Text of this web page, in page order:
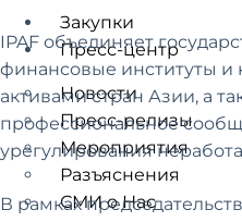
Закупки
Пресс-центр
Новости
Пресс-релизы
Мероприятия
Разъяснения
СМИ о Нас
IPAF объединяет
финансовые институты
активами стран Азии, а
профессиональное
урегулирования
В рамках